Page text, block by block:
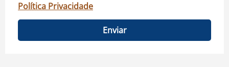
Política Privacidade
Enviar